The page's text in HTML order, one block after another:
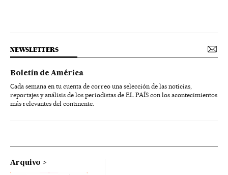
NEWSLETTERS
Boletín de América
Cada semana en tu cuenta de correo una selección de las noticias,
reportajes y análisis de los periodistas de EL PAÍS con los acontecimientos
más relevantes del continente.
Arquivo